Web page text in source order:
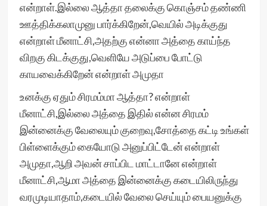
என்றாள்.இல்லை ஆத்தா தலைக்கு கொஞ்சம் தண்ணி
ஊத்திக்கலாமுனு பார்க்கிறேன்,வெயில் அடிக்குது
என்றாள் மீனாட்சி,அதற்கு என்னா அத்தை காய்ந்த
விறகு கிடக்குது,வெளியே அடுப்பை போட்டு
காயவைக்கிறேன் என்றாள் அமுதா
உனக்கு ஏதும் சிரமம்மா ஆத்தா? என்றாள்
மீனாட்சி,இல்லை அத்தை இதில் என்ன சிரமம்
இன்னைக்கு வேலையும் குறைவு,சோத்தை கட்டி உங்கள்
பிள்ளைக்கும் கையோடு அனுப்பிட்டேன் என்றாள்
அமுதா,ஆறி அவன் சாப்பிட மாட்டானே என்றாள்
மீனாட்சி,ஆமா அத்தை இன்னைக்கு கடையிலிருந்து
வரமுடியாதாம்,கடையில் வேலை செய்யும் பையனுக்கு